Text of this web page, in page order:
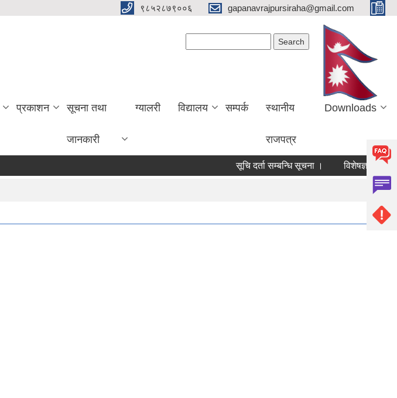
९८५२८७९००६ gapanavrajpursiraha@gmail.com
प्रकाशन सूचना तथा
जानकारी
ग्यालरी विद्यालय सम्पर्क स्थानीय
राजपत्र
Downloads
सूचि दर्ता सम्बन्धि सूचना । विशेषज्ञ/ विषय